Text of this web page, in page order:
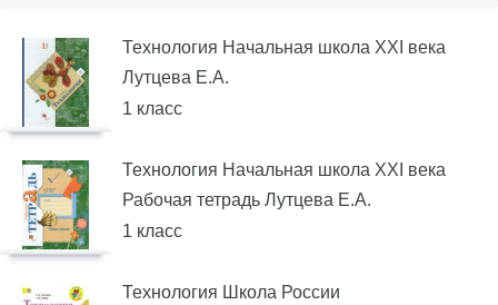
Технология Начальная школа XXI века
Лутцева Е.А.
1 класс
Технология Начальная школа XXI века
Рабочая тетрадь Лутцева Е.А.
1 класс
Технология Школа России